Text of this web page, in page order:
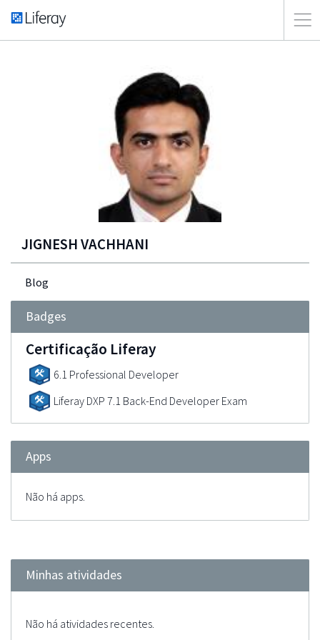
JIGNESH VACHHANI
Blog
Badges
Certificação Liferay
6.1 Professional Developer
Liferay DXP 7.1 Back-End Developer Exam
Apps
Não há apps.
Minhas atividades
Não há atividades recentes.